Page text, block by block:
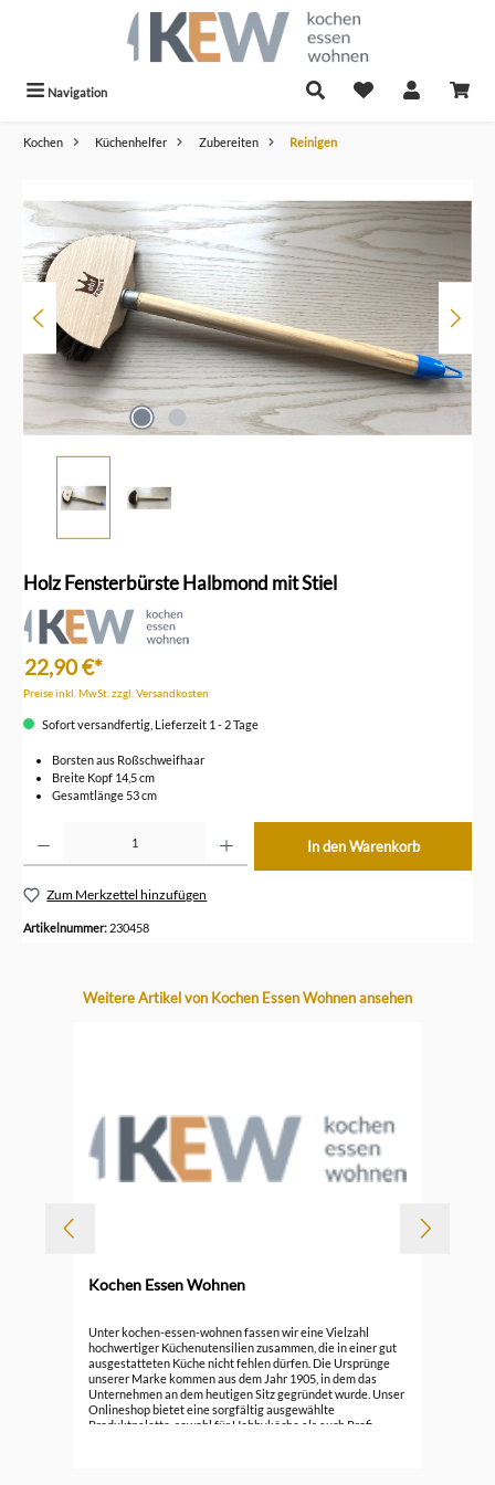
Navigation
Kochen Küchenhelfer Zubereiten Reinigen
Bildergalerie überspringen
Holz Fensterbürste Halbmond mit Stiel
22,90 €*
Preise inkl. MwSt. zzgl. Versandkosten
Sofort versandfertig, Lieferzeit 1 - 2 Tage
Borsten aus Roßschweifhaar
Breite Kopf 14,5 cm
Gesamtlänge 53 cm
In den Warenkorb
Zum Merkzettel hinzufügen
Artikelnummer: 230458
Produktgalerie überspringen
Weitere Artikel von Kochen Essen Wohnen ansehen
Kochen Essen Wohnen
Unter kochen-essen-wohnen fassen wir eine Vielzahl
hochwertiger Küchenutensilien zusammen, die in einer gut
ausgestatteten Küche nicht fehlen dürfen. Die Ursprünge
unserer Marke kommen aus dem Jahr 1905, in dem das
Unternehmen an dem heutigen Sitz gegründet wurde. Unser
Onlineshop bietet eine sorgfältig ausgewählte
Produktpalette, sowohl für Hobbyköche als auch Profi-